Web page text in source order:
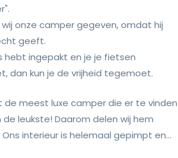
onze camper gegeven, omdat hij
geeft.
hebt ingepakt en je je fietsen
dan kun je de vrijheid tegemoet.
de meest luxe camper die er te vinden
de leukste! Daarom delen wij hem
interieur is helemaal gepimpt en...